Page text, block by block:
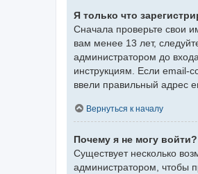
Я только что
Сначала проверьте свои
вам менее 13 лет,
администратором до
инструкциям. Если email-
ввели правильный адрес
Вернуться к началу
Почему я не могу войти?
Существует несколько
администратором, чтобы